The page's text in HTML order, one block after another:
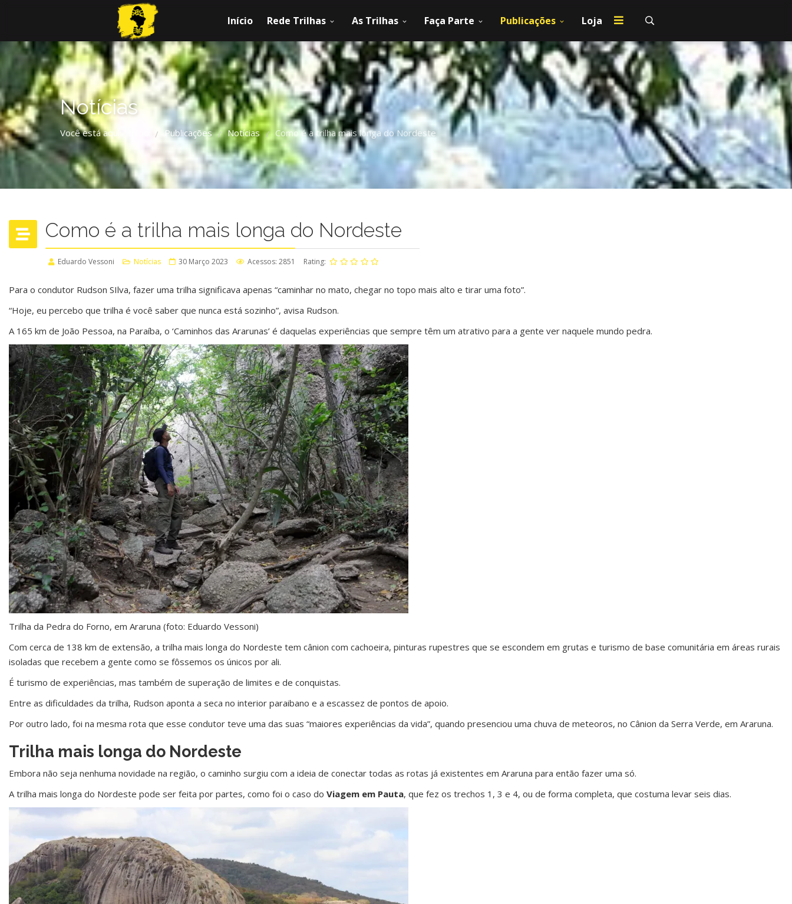
Início Rede Trilhas As Trilhas Faça Parte Publicações Loja
Notícias
Você está aqui: / Publicações / Notícias / Como é a trilha mais longa do Nordeste
Como é a trilha mais longa do Nordeste
Eduardo Vessoni Notícias 30 Março 2023 Acessos: 2851 Rating:
Para o condutor Rudson SIlva, fazer uma trilha significava apenas “caminhar no mato, chegar no topo mais alto e tirar uma foto”.
“Hoje, eu percebo que trilha é você saber que nunca está sozinho”, avisa Rudson.
A 165 km de João Pessoa, na Paraíba, o ‘Caminhos das Ararunas’ é daquelas experiências que sempre têm um atrativo para a gente ver naquele mundo pedra.
Trilha da Pedra do Forno, em Araruna (foto: Eduardo Vessoni)
Com cerca de 138 km de extensão, a trilha mais longa do Nordeste tem cânion com cachoeira, pinturas rupestres que se escondem em grutas e turismo de base comunitária em áreas rurais
isoladas que recebem a gente como se fôssemos os únicos por ali.
É turismo de experiências, mas também de superação de limites e de conquistas.
Entre as dificuldades da trilha, Rudson aponta a seca no interior paraibano e a escassez de pontos de apoio.
Por outro lado, foi na mesma rota que esse condutor teve uma das suas “maiores experiências da vida”, quando presenciou uma chuva de meteoros, no Cânion da Serra Verde, em Araruna.
Trilha mais longa do Nordeste
Embora não seja nenhuma novidade na região, o caminho surgiu com a ideia de conectar todas as rotas já existentes em Araruna para então fazer uma só.
A trilha mais longa do Nordeste pode ser feita por partes, como foi o caso do Viagem em Pauta, que fez os trechos 1, 3 e 4, ou de forma completa, que costuma levar seis dias.